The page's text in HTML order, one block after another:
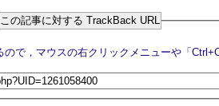
この記事に対する TrackBack URL